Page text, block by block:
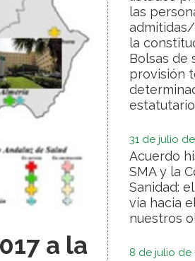
a la
las
la
Bolsas de
provisión
estatutario
31 de julio
Acuerdo
SMA y la
Sanidad:
vía hacia
nuestros
8 de julio de